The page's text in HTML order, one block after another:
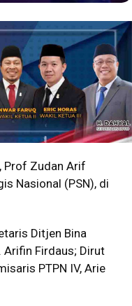
Prof Zudan Arif
Nasional (PSN), di
Ditjen Bina
Arifin Firdaus; Dirut
PTPN IV, Arie